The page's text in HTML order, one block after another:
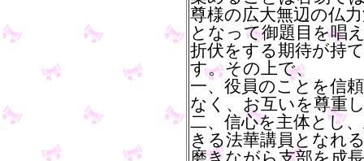
尊様の広大無辺の仏
となって御題目を唱
折伏をする期待が持
す。その上で、
一、役員のことを信
なく、お互いを尊重
二、信心を主体とし
きる法華講員となれ